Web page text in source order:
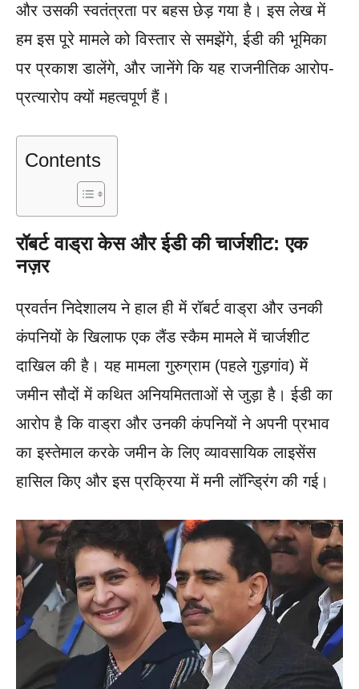
और उसकी स्वतंत्रता पर बहस छेड़ गया है। इस लेख में
हम इस पूरे मामले को विस्तार से समझेंगे, ईडी की भूमिका
पर प्रकाश डालेंगे, और जानेंगे कि यह राजनीतिक आरोप-
प्रत्यारोप क्यों महत्वपूर्ण हैं।
Contents
रॉबर्ट वाड्रा केस और ईडी की चार्जशीट: एक
नज़र
प्रवर्तन निदेशालय ने हाल ही में रॉबर्ट वाड्रा और उनकी
कंपनियों के खिलाफ एक लैंड स्कैम मामले में चार्जशीट
दाखिल की है। यह मामला गुरुग्राम (पहले गुड़गांव) में
जमीन सौदों में कथित अनियमितताओं से जुड़ा है। ईडी का
आरोप है कि वाड्रा और उनकी कंपनियों ने अपनी प्रभाव
का इस्तेमाल करके जमीन के लिए व्यावसायिक लाइसेंस
हासिल किए और इस प्रक्रिया में मनी लॉन्ड्रिंग की गई।